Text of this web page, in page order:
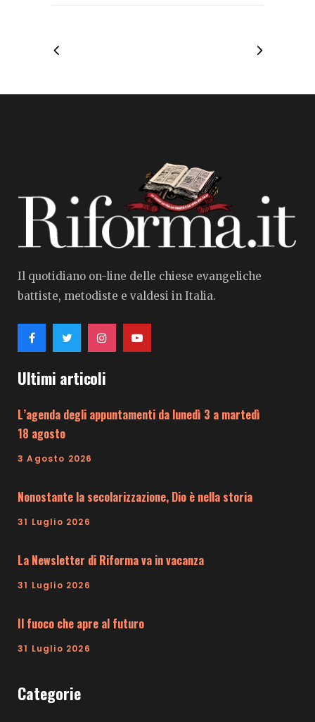
Il quotidiano on-line delle chiese evangeliche
battiste, metodiste e valdesi in Italia.
Ultimi articoli
L’agenda degli appuntamenti da lunedì 3 a martedì
18 agosto
3 Agosto 2026
Nonostante la secolarizzazione, Dio è nella storia
31 Luglio 2026
La Newsletter di Riforma va in vacanza
31 Luglio 2026
Il fuoco che apre al futuro
31 Luglio 2026
Categorie